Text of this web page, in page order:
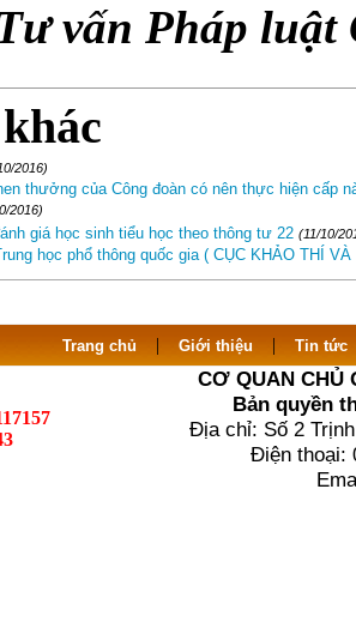
vấn Pháp luật
2016)
thưởng của Công đoàn có nên thực hiện cấp
2016)
giá học sinh tiểu học theo thông tư 22 (11/10/
học phổ thông quốc gia ( CỤC KHẢO THÍ
Trang chủ | Giới thiệu | Tin tức
CƠ QUAN CHỦ
Bản quyền
Địa chỉ: Số 2
Điện